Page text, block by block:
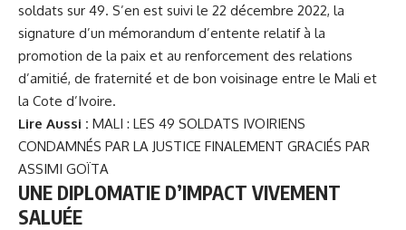
soldats sur 49. S’en est suivi le 22 décembre 2022, la
signature d’un mémorandum d’entente relatif à la
promotion de la paix et au renforcement des relations
d’amitié, de fraternité et de bon voisinage entre le Mali et
la Cote d’Ivoire.
Lire Aussi : MALI : LES 49 SOLDATS IVOIRIENS
CONDAMNÉS PAR LA JUSTICE FINALEMENT GRACIÉS PAR
ASSIMI GOÏTA
UNE DIPLOMATIE D’IMPACT VIVEMENT
SALUÉE